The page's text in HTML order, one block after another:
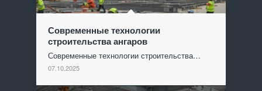
Современные технологии
строительства ангаров
Современные технологии строительства…
07.10.2025